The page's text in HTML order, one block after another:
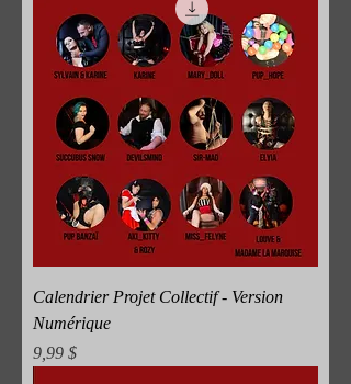
Calendrier Projet Collectif - Version
Numérique
Prix
9,99 $